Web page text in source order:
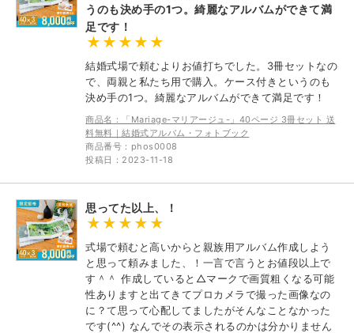
うのも決め手の1つ。綺麗なアルバムができて満
足です！
結婚式場で頼むよりお値打ちでした。3冊セットなの
で、両親と私たち用で購入。ケース付きというのも
決め手の1つ。綺麗なアルバムができて満足です！
商品名：「Mariage-マリアージュ-」40ページ 3冊セット 送
料無料｜結婚式アルバム・フォトブック
商品番号：phos0008
投稿日：2023-11-18
思ってた以上、！
式場で頼むと高いからと親族用アルバム作成しよう
と思って頼みました、！一言で言うとお値段以上で
す＾＾ 作成していると△マークで画質粗くなる可能
性ありますと出てきてプロカメラで撮った画像なの
に？て思って心配してましたがそんなことなかった
です(^^) なんでその表示されるのかは分かりません